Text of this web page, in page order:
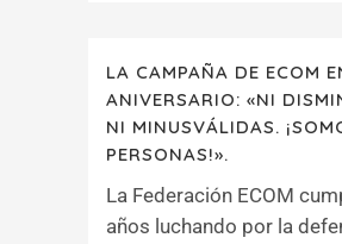
LA CAMPAÑA DE ECOM
ANIVERSARIO: «NI
NI MINUSVÁLIDAS.
PERSONAS!».
La Federación ECOM
años luchando por la